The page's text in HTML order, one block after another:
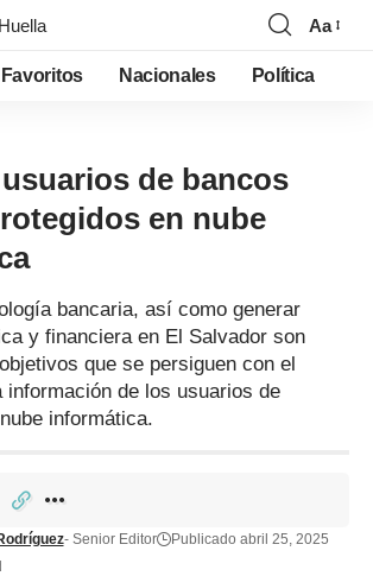
Aa
Favoritos Nacionales Política
de bancos
en nube
bancaria, así como generar
y financiera en El Salvador son
que se persiguen con el
información de los usuarios de
informática.
- Senior Editor
Publicado abril 25, 2025